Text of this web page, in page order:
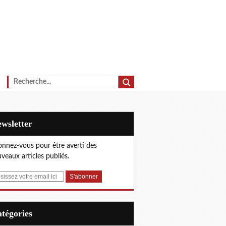
vous pour être averti des
articles publiés.